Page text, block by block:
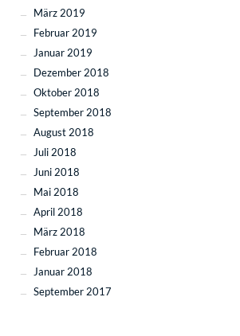
März 2019
Februar 2019
Januar 2019
Dezember 2018
Oktober 2018
September 2018
August 2018
Juli 2018
Juni 2018
Mai 2018
April 2018
März 2018
Februar 2018
Januar 2018
September 2017